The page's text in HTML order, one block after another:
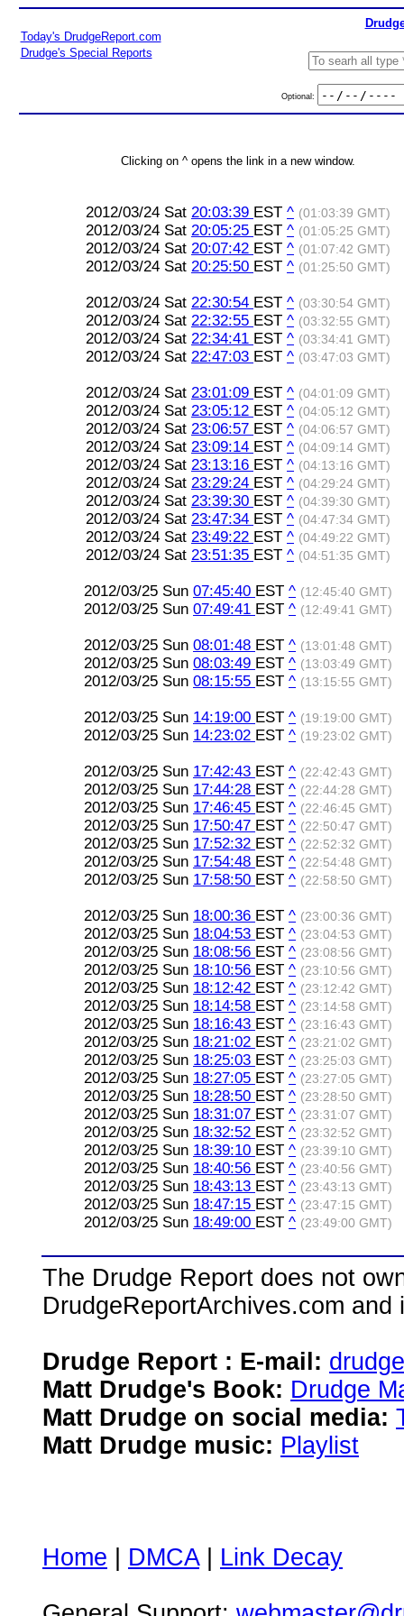
Today's DrudgeReport.com
Drudge's Special Reports
Optional:
Clicking on ^ opens the link in a new window.
2012/03/24 Sat 20:03:39 EST ^ (01:03:39 GMT)
2012/03/24 Sat 20:05:25 EST ^ (01:05:25 GMT)
2012/03/24 Sat 20:07:42 EST ^ (01:07:42 GMT)
2012/03/24 Sat 20:25:50 EST ^ (01:25:50 GMT)
2012/03/24 Sat 22:30:54 EST ^ (03:30:54 GMT)
2012/03/24 Sat 22:32:55 EST ^ (03:32:55 GMT)
2012/03/24 Sat 22:34:41 EST ^ (03:34:41 GMT)
2012/03/24 Sat 22:47:03 EST ^ (03:47:03 GMT)
2012/03/24 Sat 23:01:09 EST ^ (04:01:09 GMT)
2012/03/24 Sat 23:05:12 EST ^ (04:05:12 GMT)
2012/03/24 Sat 23:06:57 EST ^ (04:06:57 GMT)
2012/03/24 Sat 23:09:14 EST ^ (04:09:14 GMT)
2012/03/24 Sat 23:13:16 EST ^ (04:13:16 GMT)
2012/03/24 Sat 23:29:24 EST ^ (04:29:24 GMT)
2012/03/24 Sat 23:39:30 EST ^ (04:39:30 GMT)
2012/03/24 Sat 23:47:34 EST ^ (04:47:34 GMT)
2012/03/24 Sat 23:49:22 EST ^ (04:49:22 GMT)
2012/03/24 Sat 23:51:35 EST ^ (04:51:35 GMT)
2012/03/25 Sun 07:45:40 EST ^ (12:45:40 GMT)
2012/03/25 Sun 07:49:41 EST ^ (12:49:41 GMT)
2012/03/25 Sun 08:01:48 EST ^ (13:01:48 GMT)
2012/03/25 Sun 08:03:49 EST ^ (13:03:49 GMT)
2012/03/25 Sun 08:15:55 EST ^ (13:15:55 GMT)
2012/03/25 Sun 14:19:00 EST ^ (19:19:00 GMT)
2012/03/25 Sun 14:23:02 EST ^ (19:23:02 GMT)
2012/03/25 Sun 17:42:43 EST ^ (22:42:43 GMT)
2012/03/25 Sun 17:44:28 EST ^ (22:44:28 GMT)
2012/03/25 Sun 17:46:45 EST ^ (22:46:45 GMT)
2012/03/25 Sun 17:50:47 EST ^ (22:50:47 GMT)
2012/03/25 Sun 17:52:32 EST ^ (22:52:32 GMT)
2012/03/25 Sun 17:54:48 EST ^ (22:54:48 GMT)
2012/03/25 Sun 17:58:50 EST ^ (22:58:50 GMT)
2012/03/25 Sun 18:00:36 EST ^ (23:00:36 GMT)
2012/03/25 Sun 18:04:53 EST ^ (23:04:53 GMT)
2012/03/25 Sun 18:08:56 EST ^ (23:08:56 GMT)
2012/03/25 Sun 18:10:56 EST ^ (23:10:56 GMT)
2012/03/25 Sun 18:12:42 EST ^ (23:12:42 GMT)
2012/03/25 Sun 18:14:58 EST ^ (23:14:58 GMT)
2012/03/25 Sun 18:16:43 EST ^ (23:16:43 GMT)
2012/03/25 Sun 18:21:02 EST ^ (23:21:02 GMT)
2012/03/25 Sun 18:25:03 EST ^ (23:25:03 GMT)
2012/03/25 Sun 18:27:05 EST ^ (23:27:05 GMT)
2012/03/25 Sun 18:28:50 EST ^ (23:28:50 GMT)
2012/03/25 Sun 18:31:07 EST ^ (23:31:07 GMT)
2012/03/25 Sun 18:32:52 EST ^ (23:32:52 GMT)
2012/03/25 Sun 18:39:10 EST ^ (23:39:10 GMT)
2012/03/25 Sun 18:40:56 EST ^ (23:40:56 GMT)
2012/03/25 Sun 18:43:13 EST ^ (23:43:13 GMT)
2012/03/25 Sun 18:47:15 EST ^ (23:47:15 GMT)
2012/03/25 Sun 18:49:00 EST ^ (23:49:00 GMT)
The Drudge Report does not
DrudgeReportArchives.com
Drudge Report : E-mail:
Matt Drudge's Book: Drudge
Matt Drudge on social media:
Matt Drudge music: Playlist
Home DMCA| Link Decay